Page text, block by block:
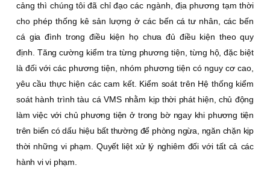
cảng thì chúng tôi đã chỉ đạo các ngành, địa phương tạm thời
cho phép thống kê sản lượng ở các bến cá tư nhân, các bến
cá gia đình trong điều kiện họ chưa đủ điều kiện theo quy
định. Tăng cường kiểm tra từng phương tiện, từng hộ, đặc biệt
là đối với các phương tiện, nhóm phương tiện có nguy cơ cao,
yêu cầu thực hiện các cam kết. Kiểm soát trên Hệ thống kiểm
soát hành trình tàu cá VMS nhằm kịp thời phát hiện, chủ động
làm việc với chủ phương tiện ở trong bờ ngay khi phương tiện
trên biển có dấu hiệu bất thường để phòng ngừa, ngăn chặn kịp
thời những vi phạm. Quyết liệt xử lý nghiêm đối với tất cả các
hành vi vi phạm.